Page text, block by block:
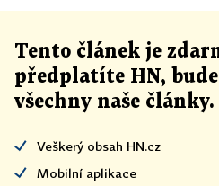
Tento článek je
předplatíte HN,
všechny naše články.
Veškerý obsah HN.cz
Mobilní aplikace